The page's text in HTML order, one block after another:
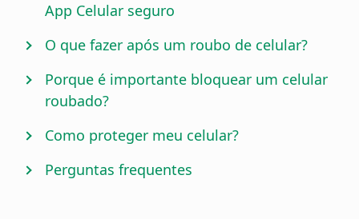
App Celular seguro
O que fazer após um roubo de celular?
Porque é importante bloquear um celular
roubado?
Como proteger meu celular?
Perguntas frequentes